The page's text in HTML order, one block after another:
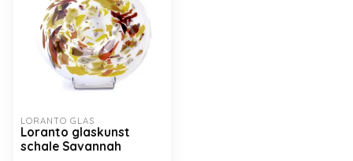
LORANTO GLAS
Loranto glaskunst
schale Savannah